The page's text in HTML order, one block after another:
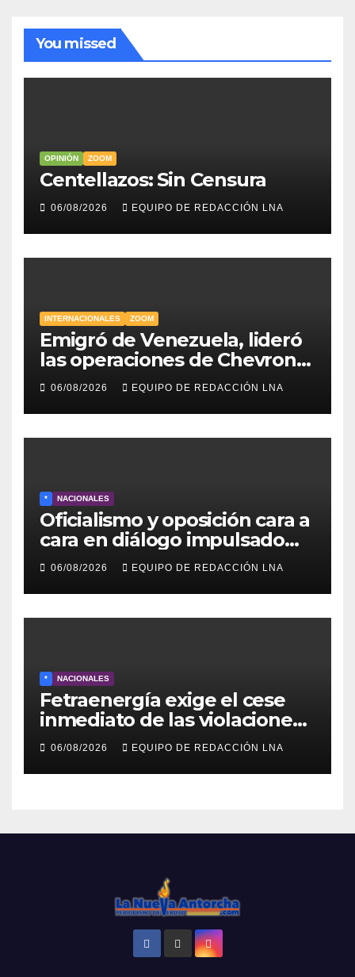
You missed
OPINIÓN ZOOM
Centellazos: Sin Censura
06/08/2026 EQUIPO DE REDACCIÓN LNA
INTERNACIONALES ZOOM
Emigró de Venezuela, lideró
las operaciones de Chevron
en EE.UU. y hoy es la única
mujer CEO en Vaca Muerta
06/08/2026 EQUIPO DE REDACCIÓN LNA
* NACIONALES
Oficialismo y oposición cara a
cara en diálogo impulsado
por EE UU: las claves
06/08/2026 EQUIPO DE REDACCIÓN LNA
* NACIONALES
Fetraenergía exige el cese
inmediato de las violaciones
a los derechos laborales en la
Industria Petrolera
Venezolana
06/08/2026 EQUIPO DE REDACCIÓN LNA